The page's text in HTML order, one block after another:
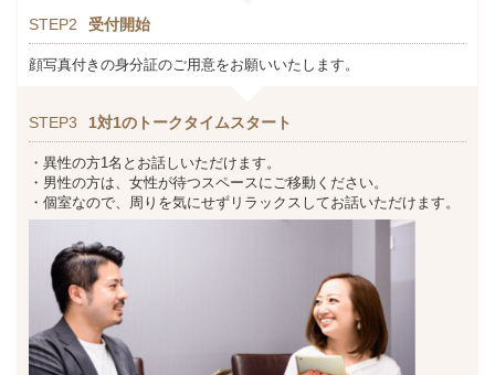
STEP2 受付開始
顔写真付きの身分証のご用意をお願いいたします。
STEP3 1対1のトークタイムスタート
・異性の方1名とお話しいただけます。
・男性の方は、女性が待つスペースにご移動ください。
・個室なので、周りを気にせずリラックスしてお話いただけます。